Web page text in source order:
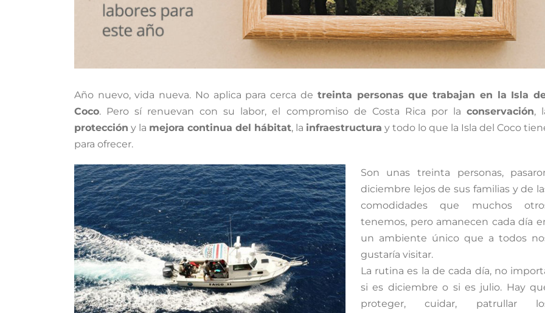
Año nuevo, vida nueva. No aplica para cerca de treinta personas que trabajan en la Isla
Coco. Pero sí renuevan con su labor, el compromiso de Costa Rica por la conservación,
protección y la mejora continua del hábitat, la infraestructura y todo lo que la Isla del Coco
para ofrecer.
Son unas treinta personas,
diciembre lejos de sus familias y de
comodidades que muchos
tenemos, pero amanecen cada día
un ambiente único que a todos
gustaría visitar.
La rutina es la de cada día, no
si es diciembre o si es julio. Hay
proteger, cuidar, patrullar